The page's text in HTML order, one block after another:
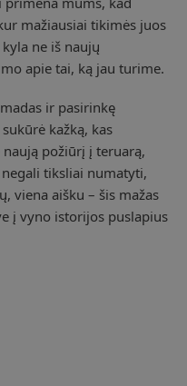
mažiausiai tikimės juos
ne iš naujų
apie tai, ką jau turime.
ir pasirinkę
kažką, kas
požiūrį į teruarą,
tiksliai numatyti,
viena aišku – šis mažas
į vyno istorijos puslapius